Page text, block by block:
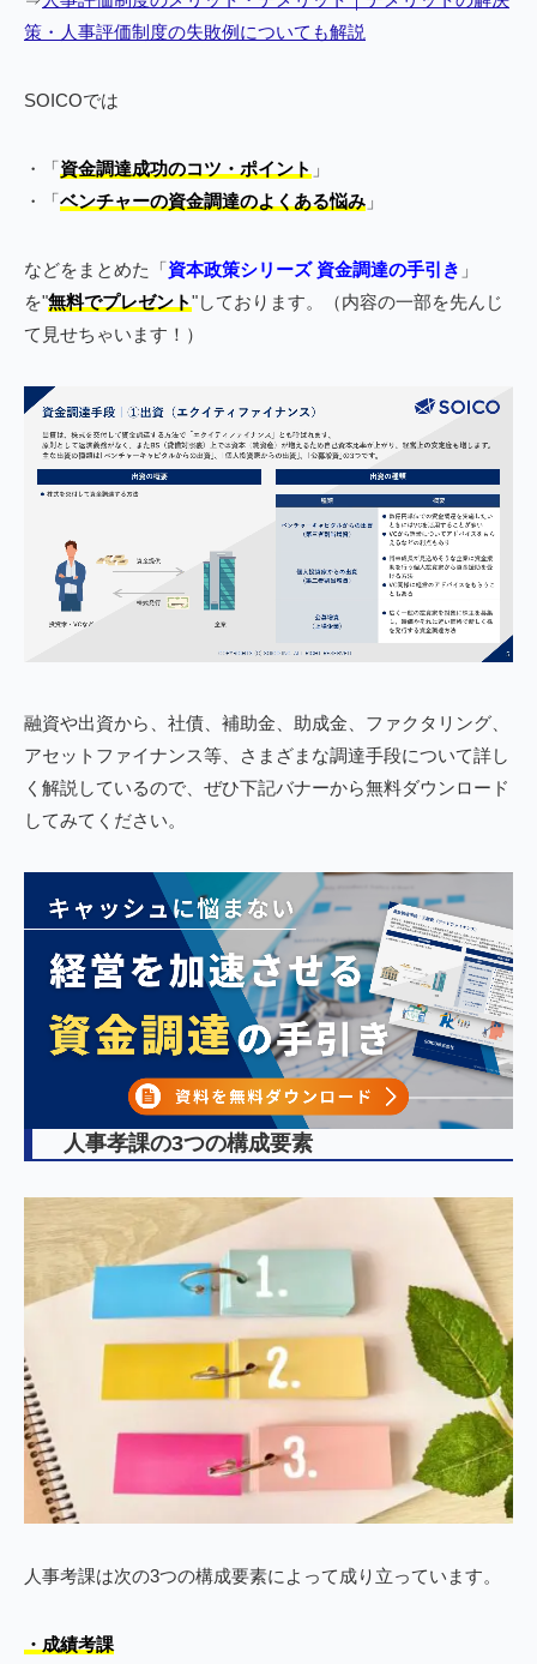
策・人事評価制度の失敗例についても解説
SOICOでは
・「資金調達成功のコツ・ポイント 」
・「ベンチャーの資金調達のよくある悩み 」
などをまとめた「資本政策シリーズ 資金調達の手引き 」
を"無料でプレゼント"しております。（内容の一部を先んじ
て見せちゃいます！）
融資や出資から、社債、補助金、助成金、ファクタリング、
アセットファイナンス等、さまざまな調達手段について詳し
く解説しているので、ぜひ下記バナーから無料ダウンロード
してみてください。
人事孝課の3つの構成要素
人事考課は次の3つの構成要素によって成り立っています。
・成績考課